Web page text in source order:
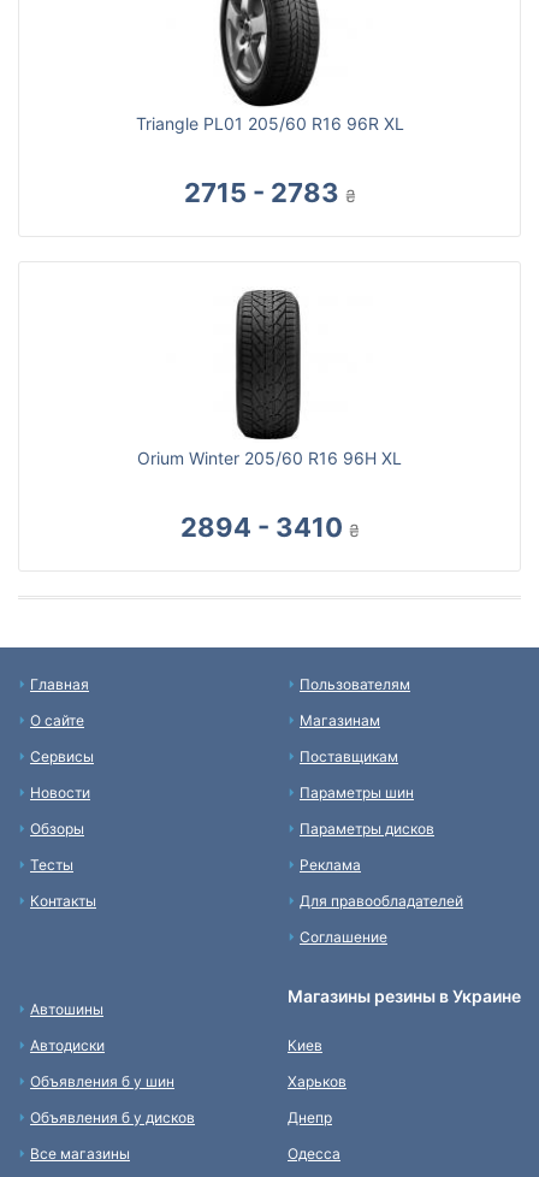
Triangle PL01 205/60 R16 96R XL
2715 - 2783 ₴
Orium Winter 205/60 R16 96H XL
2894 - 3410 ₴
Главная
О сайте
Сервисы
Новости
Обзоры
Тесты
Контакты
Пользователям
Магазинам
Поставщикам
Параметры шин
Параметры дисков
Реклама
Для правообладателей
Соглашение
Автошины
Автодиски
Объявления б у шин
Объявления б у дисков
Все магазины
Магазины резины в Украине
Киев
Харьков
Днепр
Одесса